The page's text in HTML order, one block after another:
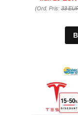
(Ord. Pris:33